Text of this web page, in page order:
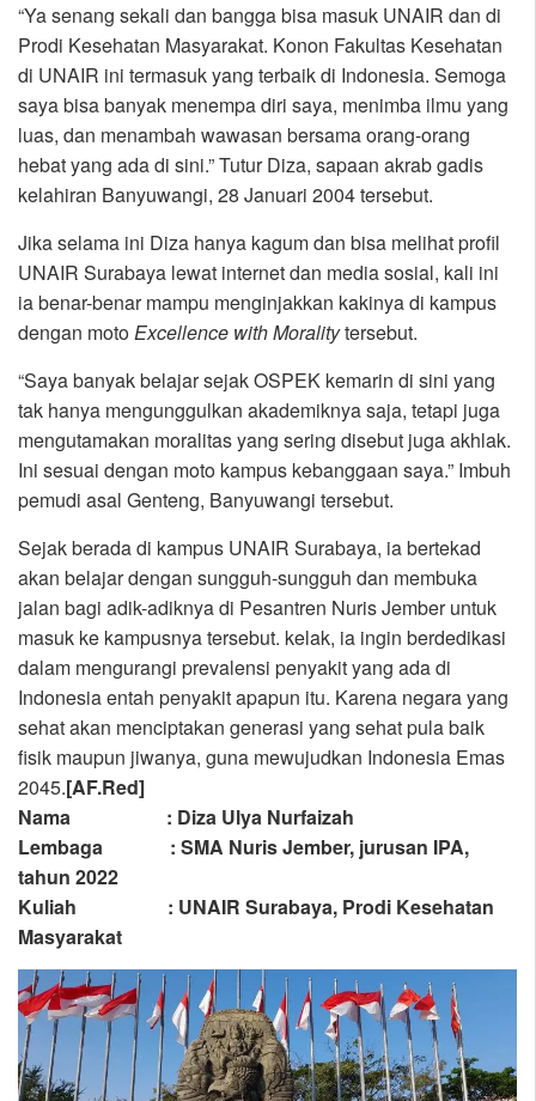
“Ya senang sekali dan bangga bisa masuk UNAIR dan di
Prodi Kesehatan Masyarakat. Konon Fakultas Kesehatan
di UNAIR ini termasuk yang terbaik di Indonesia. Semoga
saya bisa banyak menempa diri saya, menimba ilmu yang
luas, dan menambah wawasan bersama orang-orang
hebat yang ada di sini.” Tutur Diza, sapaan akrab gadis
kelahiran Banyuwangi, 28 Januari 2004 tersebut.
Jika selama ini Diza hanya kagum dan bisa melihat profil
UNAIR Surabaya lewat internet dan media sosial, kali ini
ia benar-benar mampu menginjakkan kakinya di kampus
dengan motoExcellence withMoralitytersebut.
“Saya banyak belajar sejak OSPEK kemarin di sini yang
tak hanya mengunggulkan akademiknya saja, tetapi juga
mengutamakan moralitas yang sering disebut juga akhlak.
Ini sesuai dengan moto kampus kebanggaan saya.” Imbuh
pemudi asal Genteng, Banyuwangi tersebut.
Sejak berada di kampus UNAIR Surabaya, ia bertekad
akan belajar dengan sungguh-sungguh dan membuka
jalan bagi adik-adiknya di Pesantren Nuris Jember untuk
masuk ke kampusnya tersebut. kelak, ia ingin berdedikasi
dalam mengurangi prevalensi penyakit yang ada di
Indonesia entah penyakit apapun itu. Karena negara yang
sehat akan menciptakan generasi yang sehat pula baik
fisik maupun jiwanya, guna mewujudkan Indonesia Emas
2045.[AF.Red]
Nama : Diza Ulya Nurfaizah
Lembaga : SMA Nuris Jember, jurusan IPA,
tahun 2022
Kuliah : UNAIR Surabaya, Prodi Kesehatan
Masyarakat